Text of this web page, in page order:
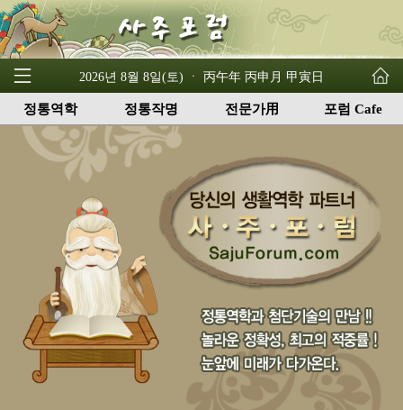
2026년 8월 8일(토) ㆍ 丙午年 丙申月 甲寅日
정통역학 정통작명 전문가用 포럼 Cafe